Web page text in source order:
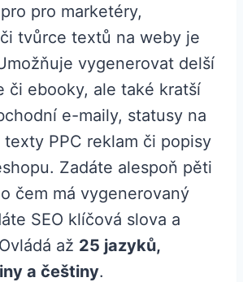
pro marketéry,
tvůrce textů na weby je
vygenerovat delší
či ebooky, ale také kratší
e-maily, statusy na
PPC reklam či popisy
Zadáte alespoň pěti
čem má vygenerovaný
SEO klíčová slova a
až 25 jazyků,
a češtiny.